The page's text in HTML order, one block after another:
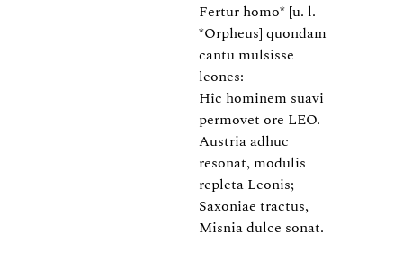
Fertur homo* [u. l.
*Orpheus] quondam
cantu mulsisse
leones:
Hîc hominem suavi
permovet ore LEO.
Austria adhuc
resonat, modulis
repleta Leonis;
Saxoniae tractus,
Misnia dulce sonat.